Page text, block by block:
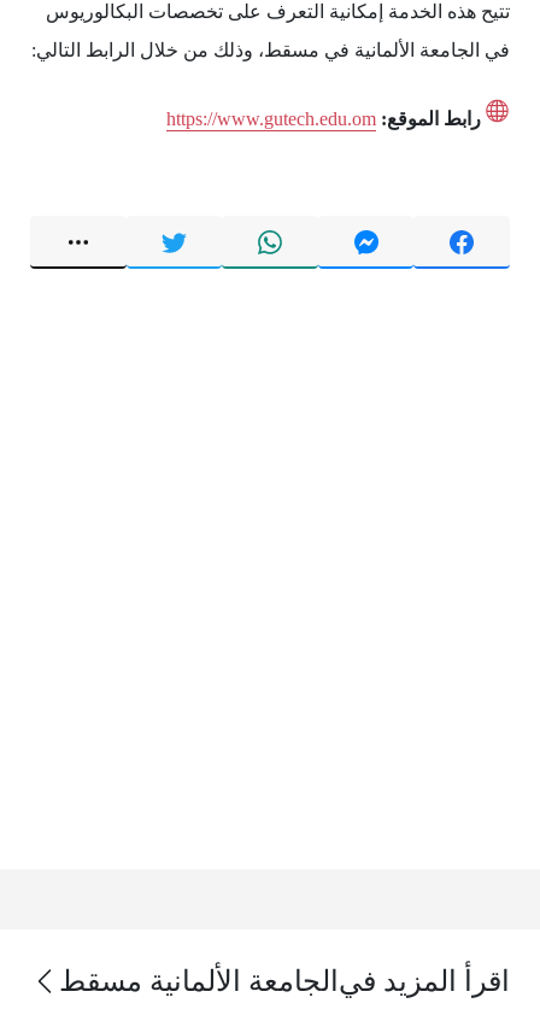
تتيح هذه الخدمة إمكانية التعرف على تخصصات البكالوريوس
في الجامعة الألمانية في مسقط، وذلك من خلال الرابط التالي:
رابط الموقع: https://www.gutech.edu.om
اقرأ المزيد في الجامعة الألمانية مسقط